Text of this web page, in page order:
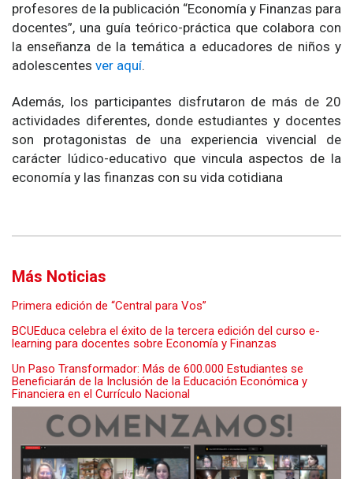
profesores de la publicación “Economía y Finanzas para
docentes”, una guía teórico-práctica que colabora con
la enseñanza de la temática a educadores de niños y
adolescentes ver aquí.
Además, los participantes disfrutaron de más de 20
actividades diferentes, donde estudiantes y docentes
son protagonistas de una experiencia vivencial de
carácter lúdico-educativo que vincula aspectos de la
economía y las finanzas con su vida cotidiana
Más Noticias
Primera edición de “Central para Vos”
BCUEduca celebra el éxito de la tercera edición del curso e-
learning para docentes sobre Economía y Finanzas
Un Paso Transformador: Más de 600.000 Estudiantes se
Beneficiarán de la Inclusión de la Educación Económica y
Financiera en el Currículo Nacional